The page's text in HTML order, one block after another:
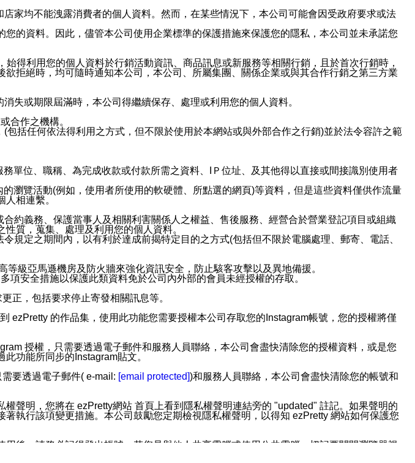
家均不能洩露消費者的個人資料。然而，在某些情況下，本公司可能會因受政府要求或法
的資料。因此，儘管本公司使用企業標準的保護措施來保護您的隱私，本公司並未承諾您
得利用您的個人資料於行銷活動資訊、商品訊息或新服務等相關行銷，且於首次行銷時，
拒絕時，均可隨時通知本公司，本公司、所屬集團、關係企業或與其合作行銷之第三方業
失或期限屆滿時，本公司得繼續保存、處理或利用您的個人資料。
合作之機構。
括任何依法得利用之方式，但不限於使用於本網站或與外部合作之行銷)並於法令容許之範
單位、職稱、為完成收款或付款所需之資料、IＰ位址、及其他得以直接或間接識別使用者
瀏覽活動(例如，使用者所使用的軟硬體、所點選的網頁)等資料，但是這些資料僅供作流量
相連繫。
約義務、保護當事人及相關利害關係人之權益、售後服務、經營合於營業登記項目或組織
質，蒐集、處理及利用您的個人資料。
規定之期間內，以有利於達成前揭特定目的之方式(包括但不限於電腦處理、郵寄、電話、
級亞馬遜機房及防火牆來強化資訊安全，防止駭客攻擊以及異地備援。
安全措施以保護此類資料免於公司內外部的會員未經授權的存取。
正，包括要求停止寄發相關訊息等。
ezPretty 的作品集，使用此功能您需要授權本公司存取您的Instagram帳號，您的授權將僅
授權，只需要透過電子郵件和服務人員聯絡，本公司會盡快清除您的授權資料，或是您
功能所同步的Instagram貼文。
要透過電子郵件( e-mail: [email protected])和服務人員聯絡，本公司會盡快清除您的帳號和
聲明，您將在 ezPretty網站 首頁上看到隱私權聲明連結旁的 "updated" 註記。如果聲明的
執行該項變更措施。本公司鼓勵您定期檢視隱私權聲明，以得知 ezPretty 網站如何保護您
後，請務必記得登出帳號。若您是與他人共享電腦或使用公共電腦，切記要關閉瀏覽器視